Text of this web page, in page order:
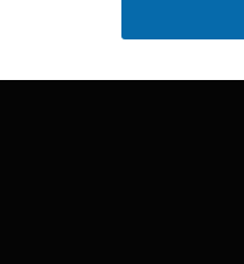
C
I